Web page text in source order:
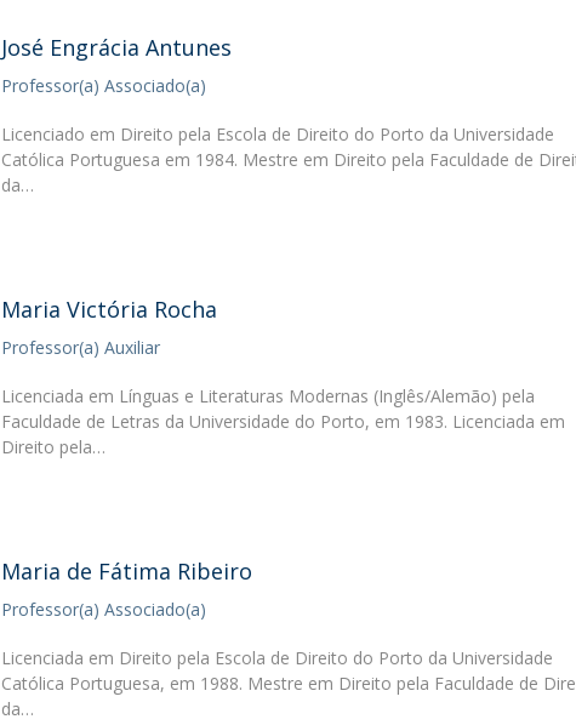
José Engrácia Antunes
Professor(a) Associado(a)
Licenciado em Direito pela Escola de Direito do Porto da Universidade
Católica Portuguesa em 1984. Mestre em Direito pela Faculdade de
da…
Maria Victória Rocha
Professor(a) Auxiliar
Licenciada em Línguas e Literaturas Modernas (Inglês/Alemão) pela
Faculdade de Letras da Universidade do Porto, em 1983. Licenciada em
Direito pela…
Maria de Fátima Ribeiro
Professor(a) Associado(a)
Licenciada em Direito pela Escola de Direito do Porto da Universidade
Católica Portuguesa, em 1988. Mestre em Direito pela Faculdade de
da…